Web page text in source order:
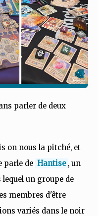
parler de deux
on nous la pitché, et
parle de Hantise , un
un groupe de
membres d'être
variés dans le noir